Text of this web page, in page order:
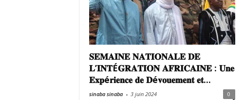
𝐒𝐄𝐌𝐀𝐈𝐍𝐄 𝐍𝐀𝐓𝐈𝐎𝐍𝐀𝐋𝐄 𝐃𝐄
𝐋’𝐈𝐍𝐓É𝐆𝐑𝐀𝐓𝐈𝐎𝐍 𝐀𝐅𝐑𝐈𝐂𝐀𝐈𝐍𝐄 : 𝐔𝐧𝐞
𝐄𝐱𝐩é𝐫𝐢𝐞𝐧𝐜𝐞 𝐝𝐞 𝐃é𝐯𝐨𝐮𝐞𝐦𝐞𝐧𝐭 𝐞𝐭...
sinaba sinaba - 3 juin 2024 0